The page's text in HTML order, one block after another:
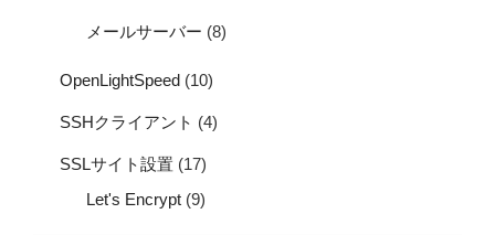
メールサーバー (8)
OpenLightSpeed (10)
SSHクライアント (4)
SSLサイト設置 (17)
Let's Encrypt (9)